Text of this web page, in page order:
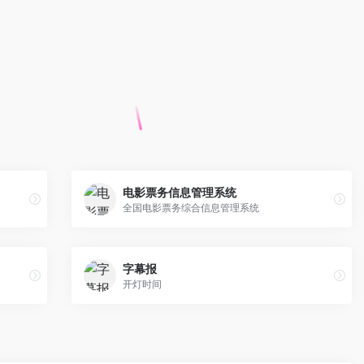
电影票务信息管理系统
全国电影票务综合信息管理系统
字幕报
开灯时间